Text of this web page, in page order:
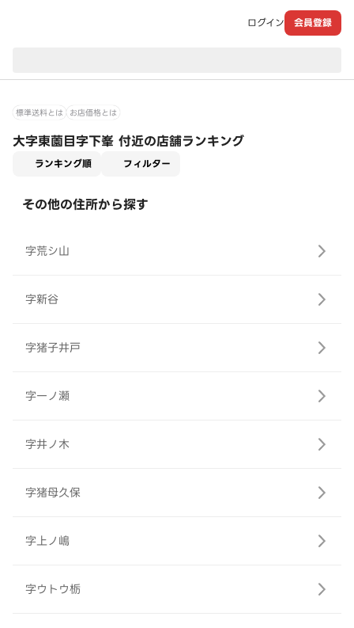
ログイン 会員登録
標準送料とは お店価格とは
大字東薗目字下峯 付近の店舗ランキング
ランキング順 フィルター
その他の住所から探す
字荒シ山
字新谷
字猪子井戸
字一ノ瀬
字井ノ木
字猪母久保
字上ノ嶋
字ウトウ栃